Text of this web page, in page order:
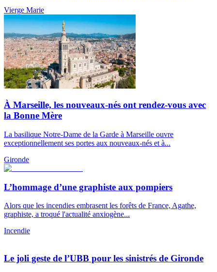
Vierge Marie
À Marseille, les nouveaux-nés ont rendez-vous avec
la Bonne Mère
La basilique Notre-Dame de la Garde à Marseille ouvre
exceptionnellement ses portes aux nouveaux-nés et à...
Gironde
L’hommage d’une graphiste aux pompiers
Alors que les incendies embrasent les forêts de France, Agathe,
graphiste, a troqué l'actualité anxiogène...
Incendie
Le joli geste de l’UBB pour les sinistrés de Gironde